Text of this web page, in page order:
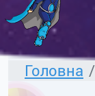
Головна